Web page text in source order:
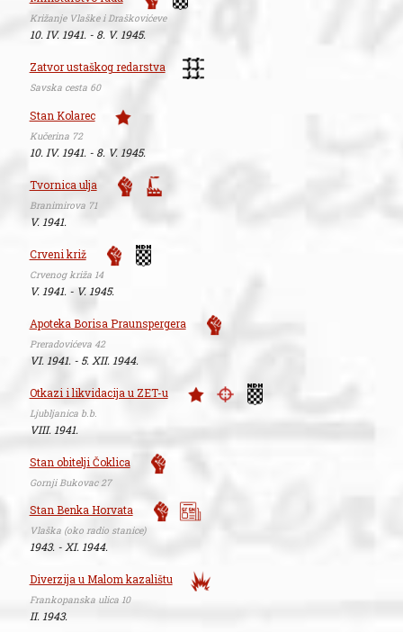
Križanje Vlaške i Draškovićeve
10. IV. 1941. - 8. V. 1945.
Zatvor ustaškog redarstva
Savska cesta 60
Stan Kolarec
Kučerina 72
10. IV. 1941. - 8. V. 1945.
Tvornica ulja
Branimirova 71
V. 1941.
Crveni križ
Crvenog križa 14
V. 1941. - V. 1945.
Apoteka Borisa Praunspergera
Preradovićeva 42
VI. 1941. - 5. XII. 1944.
Otkazi i likvidacija u ZET-u
Ljubljanica b.b.
VIII. 1941.
Stan obitelji Čoklica
Gornji Bukovac 27
Stan Benka Horvata
Vlaška (oko radio stanice)
1943. - XI. 1944.
Diverzija u Malom kazalištu
Frankopanska ulica 10
II. 1943.